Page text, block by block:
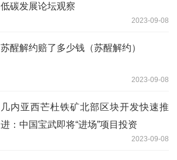
低碳发展论坛观察
2023-09-08
苏醒解约赔了多少钱（苏醒解约）
2023-09-08
几内亚西芒杜铁矿北部区块开发快速推
进：中国宝武即将“进场”项目投资
2023-09-08